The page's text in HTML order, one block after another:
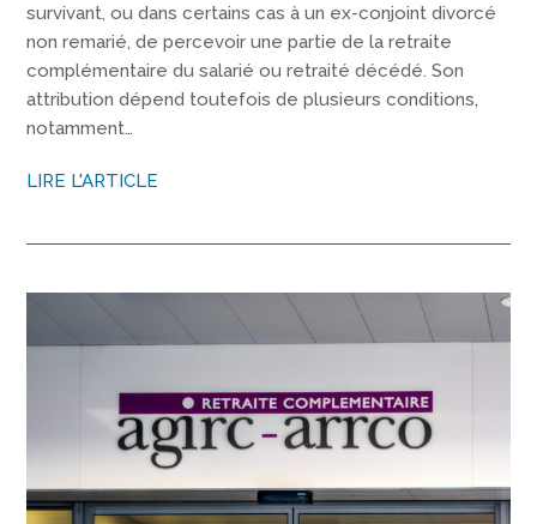
survivant, ou dans certains cas à un ex-conjoint divorcé
non remarié, de percevoir une partie de la retraite
complémentaire du salarié ou retraité décédé. Son
attribution dépend toutefois de plusieurs conditions,
notamment…
LIRE L'ARTICLE